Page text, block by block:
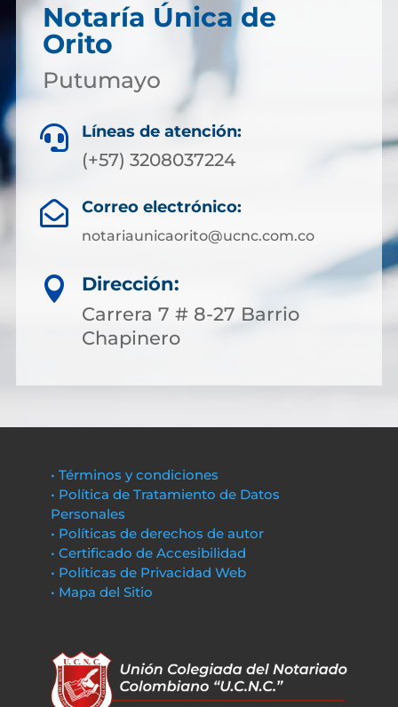
Notaría Única de
Orito
Putumayo
 Líneas de atención:
(+57) 3208037224
 Correo electrónico:
notariaunicaorito@ucnc.com.co

Dirección:
Carrera 7 # 8-27 Barrio
Chapinero
• Términos y condiciones
• Política de Tratamiento de Datos
Personales
• Políticas de derechos de autor
• Certificado de Accesibilidad
• Políticas de Privacidad Web
• Mapa del Sitio